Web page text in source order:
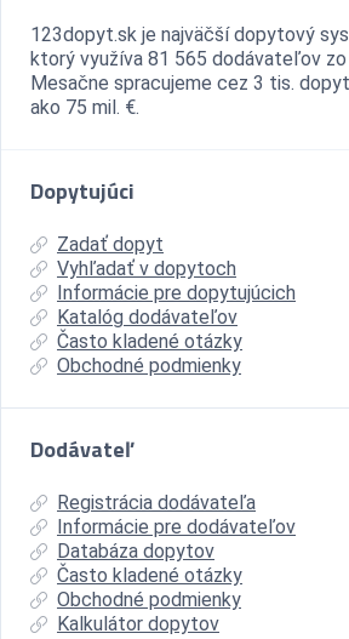
123dopyt.sk je najväčší dopytový
ktorý využíva 81 565 dodávateľov
Mesačne spracujeme cez 3 tis.
ako 75 mil. €.
Dopytujúci
Zadať dopyt
Vyhľadať v dopytoch
Informácie pre dopytujúcich
Katalóg dodávateľov
Často kladené otázky
Obchodné podmienky
Dodávateľ
Registrácia dodávateľa
Informácie pre dodávateľov
Databáza dopytov
Často kladené otázky
Obchodné podmienky
Kalkulátor dopytov